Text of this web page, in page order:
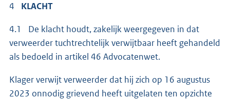
4 KLACHT
4.1 De klacht houdt, zakelijk weergegeven in dat
verweerder tuchtrechtelijk verwijtbaar heeft gehandeld
als bedoeld in artikel 46 Advocatenwet.
Klager verwijt verweerder dat hij zich op 16 augustus
2023 onnodig grievend heeft uitgelaten ten opzichte